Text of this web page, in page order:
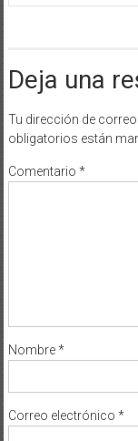
Deja una
Tu dirección de
obligatorios están
Comentario *
Nombre*
Correo electrónico *